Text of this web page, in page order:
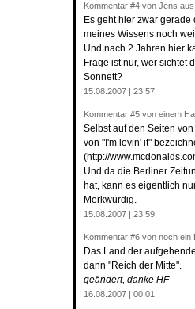
Kommentar #4 von Jens aus
Es geht hier zwar
meines Wissens noch
Und nach 2 Jahren hier
Frage ist nur, wer sichtet
Sonnett?
15.08.2007 | 23:57
Kommentar #5 von einem
Selbst auf den Seiten
von "I'm lovin' it"
(http://
Und da die Berliner
hat, kann es eigentlich
Merkwürdig.
15.08.2007 | 23:59
Kommentar #6 von noch ein
Das Land der
dann "Reich der Mitte".
geändert, danke HF
16.08.2007 | 00:01